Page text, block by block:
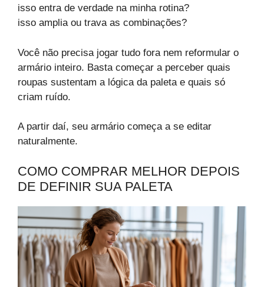
isso entra de verdade na minha rotina?
isso amplia ou trava as combinações?
Você não precisa jogar tudo fora nem reformular o
armário inteiro. Basta começar a perceber quais
roupas sustentam a lógica da paleta e quais só
criam ruído.
A partir daí, seu armário começa a se editar
naturalmente.
COMO COMPRAR MELHOR DEPOIS
DE DEFINIR SUA PALETA